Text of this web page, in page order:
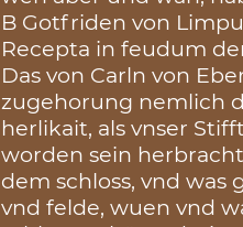
B Gotfriden von
Recepta in feudum
Das von Carln von
zugehorung nemlich
herlikait, als vnser
worden sein
dem schloss, vnd was
vnd felde, wuen vnd